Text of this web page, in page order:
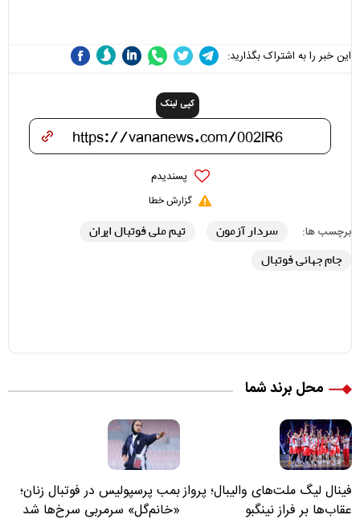
این خبر را به اشتراک بگذارید:
کپی لینک
پسندیدم
گزارش خطا
برچسب ها: سردار آزمون
تیم ملی فوتبال ایران
جام جهانی فوتبال
محل برند شما
فینال لیگ ملت‌های والیبال؛ پرواز
عقاب‌ها بر فراز نینگبو
بمب پرسپولیس در فوتبال زنان؛
«خانم‌گل» سرمربی سرخ‌ها شد